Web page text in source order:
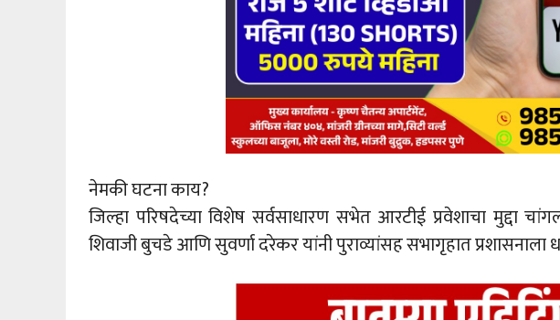
नेमकी घटना काय?
जिल्हा परिषदेच्या विशेष सर्वसाधारण सभेत आरटीई प्रवेशाचा मुद्दा
शिवाजी बुचडे आणि सुवर्णा दरेकर यांनी पुराव्यांसह सभागृहात प्रशासनाला